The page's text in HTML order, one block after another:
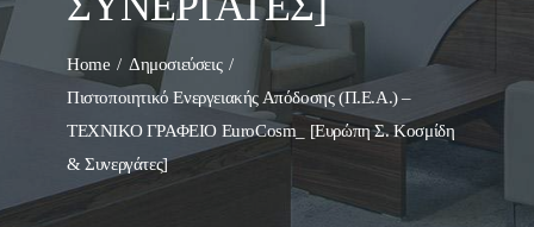
Home
Δημοσιεύσεις
Πιστοποιητικό Ενεργειακής Απόδοσης (Π.Ε.Α.) –
ΤΕΧΝΙΚΟ ΓΡΑΦΕΙΟ EuroCosm_ [Ευρώπη Σ. Κοσμίδη
& Συνεργάτες]